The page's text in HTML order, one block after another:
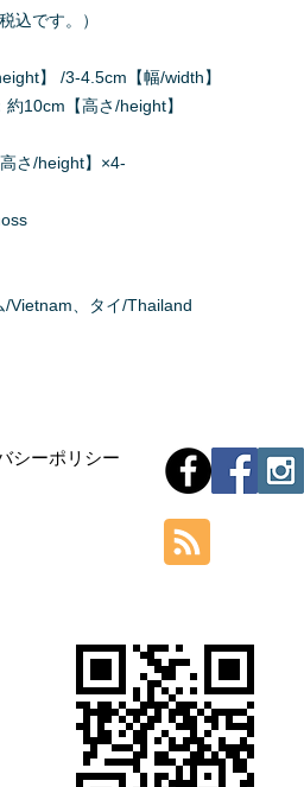
込です。）
】 /3-4.5cm【幅/width】
10cm【高さ/height】
さ/height】×4-
Vietnam、タイ/Thailand
シーポリシー